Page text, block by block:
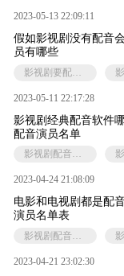
2023-05-13 22:09:11
假如影视剧没有配音会怎么样 影
员有哪些
影视剧要配音的原因
2023-05-11 22:17:28
影视剧经典配音软件哪个好 影视剧
配音演员名单
影视剧配音软件
2023-04-24 21:08:09
电影和电视剧都是配音吗 影视剧角色
演员名单表
影视剧配音特点
2023-04-21 23:02:30